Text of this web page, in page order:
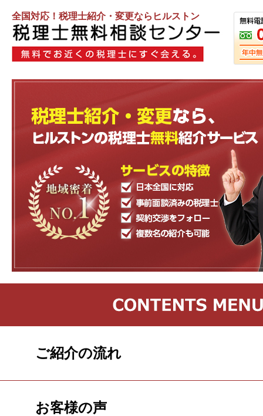
全国対応！税理士紹介・変更ならヒルストン
ご紹介の流れ
お客様の声